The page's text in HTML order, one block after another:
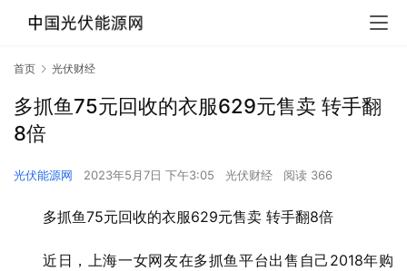
首页 光伏财经
多抓鱼75元回收的衣服629元售卖 转手翻
8倍
光伏能源网 2023年5月7日 下午3:05 光伏财经 阅读 366
多抓鱼75元回收的衣服629元售卖 转手翻8倍
近日，上海一女网友在多抓鱼平台出售自己2018年购